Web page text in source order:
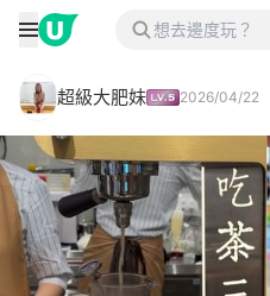
超級大肥妹 2026/04/22